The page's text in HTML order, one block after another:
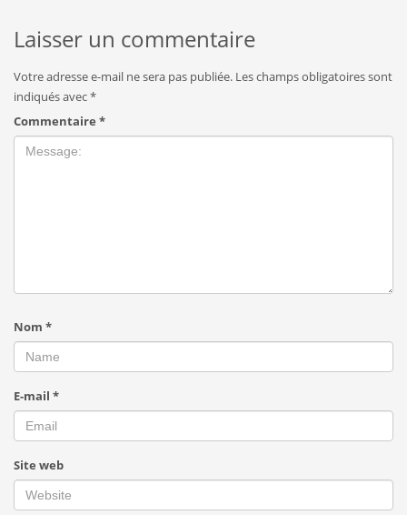
Laisser un commentaire
Votre adresse e-mail ne sera pas publiée. Les champs obligatoires sont
indiqués avec*
Commentaire *
Nom *
E-mail *
Site web